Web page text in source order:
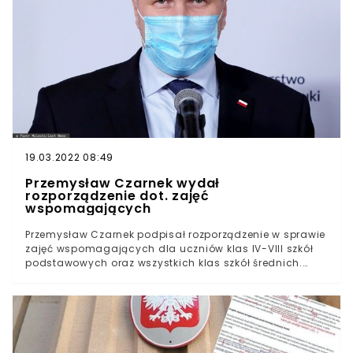
opisać? Napisz maila na adresredakcja@wtv.pl
Przyjrzymy się sprawie.Artykuły polecane przez redakcję
WTV:Minister edukacji nie walczy z otyłością
dziewczynek, tylko powiela stereotypy
(Opinia)Przemysław Czarnek chce odchudzać uczniów.
"Szczególnie dziewczynki, tu jest większy
problem"Czarnek pod ostrzałem mediów po pomyśle
odchudzania uczniów. Teraz sam ogłasza plany wobec
swojego wygląduŹródło: wp.pl
którzy od października ubiegłego roku przebywali na
nauce zdalnej. W trakcie dzisiejszej konferencji
prasowej minister zachwalał zainteresowanie kadry
nauczycielskiej nowym programem resortu.
19.03.2022 08:49
Przemysław Czarnek wydał
rozporządzenie dot. zajęć
wspomagających
Przemysław Czarnek podpisał rozporządzenie w sprawie
zajęć wspomagających dla uczniów klas IV-VIII szkół
podstawowych oraz wszystkich klas szkół średnich.
na dodatkowe zajęcia prowadzone po powrocie do
szkół.Przemysław Czarnek zwiększył rezerwę oświatową
o aż 187 milionów złotych. Środki te mają zostać
przeznaczone na sfinansowanie zajęć